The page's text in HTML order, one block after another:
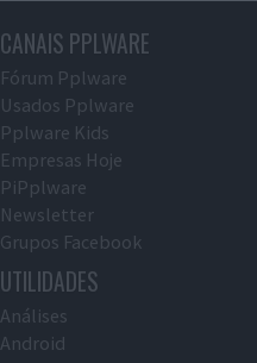
CANAIS PPLWARE
Fórum Pplware
Usados Pplware
Pplware Kids
Empresas Hoje
PiPplware
Newsletter
Grupos Facebook
UTILIDADES
Análises
Android